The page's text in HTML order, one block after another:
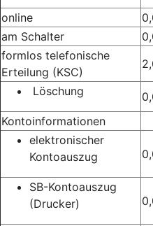
online
am Schalter
formlos telefonische
Erteilung (KSC)
Löschung
Kontoinformationen
elektronischer
Kontoauszug
SB-Kontoauszug
(Drucker)